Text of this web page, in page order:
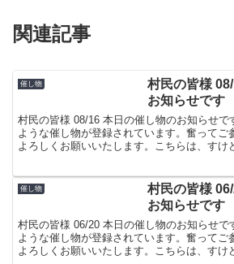
関連記事
催し物
村民の皆様
お知らせです
村民の皆様 08/16 本日の催し物のお知らせで
ような催し物が登録されています。奮ってご
よろしくお願いいたします。こちらは、すけ
催し物
村民の皆様
お知らせです
村民の皆様 06/20 本日の催し物のお知らせで
ような催し物が登録されています。奮ってご
よろしくお願いいたします。こちらは、すけ